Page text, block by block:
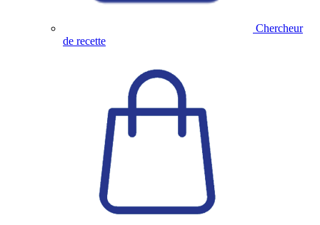
Chercheur
de recette